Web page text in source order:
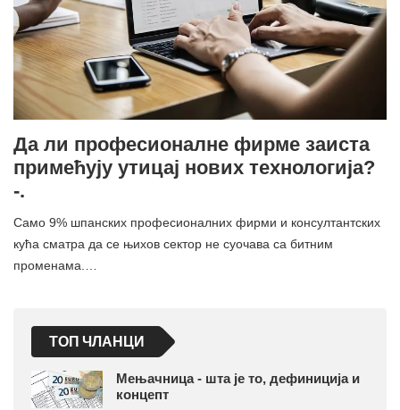
Да ли професионалне фирме заиста
примећују утицај нових технологија?
-.
Само 9% шпанских професионалних фирми и консултантских
кућа сматра да се њихов сектор не суочава са битним
променама.…
ТОП ЧЛАНЦИ
Мењачница - шта је то, дефиниција и
концепт